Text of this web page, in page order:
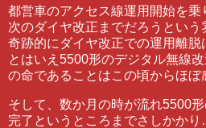
都営車のアクセス線運用開始を乗
次のダイヤ改正までだろうとい
奇跡的にダイヤ改正での運用離
とはいえ5500形のデジタル無線
の命であることはこの頃からほ
そして、数か月の時が流れ5500
完了というところまでさしかか